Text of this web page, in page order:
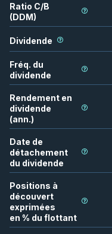
Ratio C/B
(DDM)
Dividende
Fréq. du
dividende
Rendement en
dividende
(ann.)
Date de
détachement
du dividende
Positions à
découvert
exprimées
en % du flottant